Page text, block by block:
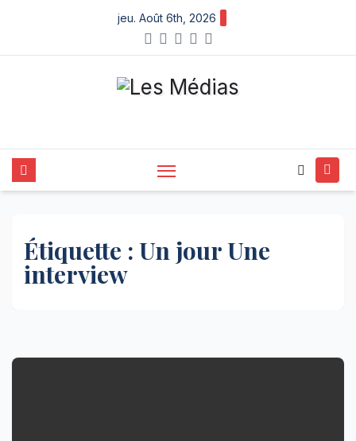
content
jeu. Août 6th, 2026
Étiquette : Un jour Une
interview